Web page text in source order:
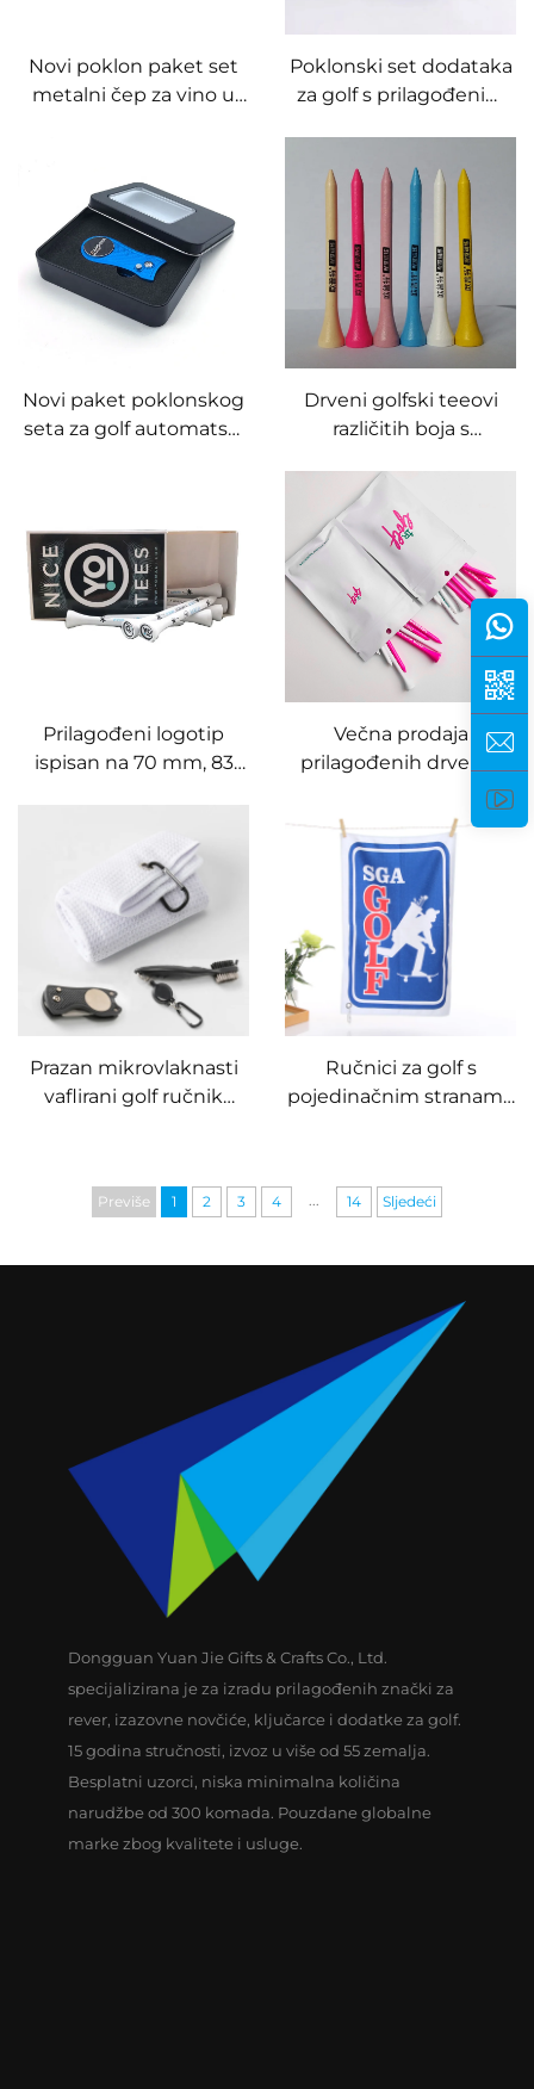
Novi poklon paket set
metalni čep za vino u
kutijom
Poklonski set dodataka
za golf s prilagođenim
poker žeton za golf s
pakiranjem u kutiji
Novi paket poklonskog
seta za golf automatski
logotipom metalni
marker za loptu alat za
popravak divota
Drveni golfski teeovi
različitih boja s
logotipom, jeftini golf
tee, prilagođeni golfski
teeovi
Prilagođeni logotip
ispisan na 70 mm, 83
papirnate kutije, teeovi,
pakiranje za
prilagođene golfske
teeove
Večna prodaja
prilagođenih drvenih
otiskanim logotipom,
besplatni dizajn,
prilagođeni 83 mm golf
tee
Prazan mikrovlaknasti
vaflirani golf ručnik
pribor poklon set
Ručnici za golf s
pojedinačnim stranama
tkanina vaflirani golf
ručnik
Previše 1 2 3 4 ... 14 Sljedeći
Dongguan Yuan Jie Gifts & Crafts Co., Ltd.
specijalizirana je za izradu prilagođenih znački za
rever, izazovne novčiće, ključarce i dodatke za golf.
15 godina stručnosti, izvoz u više od 55 zemalja.
Besplatni uzorci, niska minimalna količina
narudžbe od 300 komada. Pouzdane globalne
marke zbog kvalitete i usluge.